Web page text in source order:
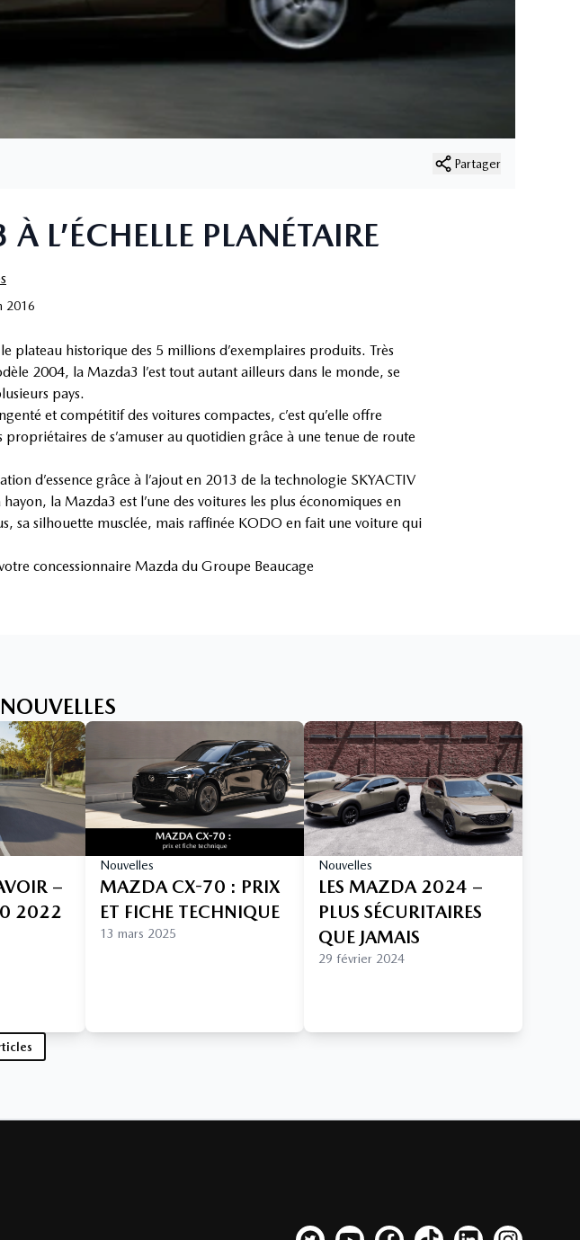
Partager
PLANÉTAIRE
2016
plateau historique des 5 millions d’exemplaires produits. Très
2004, la Mazda3 l’est tout autant ailleurs dans le monde, se
pays.
et compétitif des voitures compactes, c’est qu’elle offre
de s’amuser au quotidien grâce à une tenue de route
d’essence grâce à l’ajout en 2013 de la technologie SKYACTIV
la Mazda3 est l’une des voitures les plus économiques en
sa silhouette musclée, mais raffinée KODO en fait une voiture qui
concessionnaire Mazda du Groupe Beaucage
–
2022
Nouvelles
MAZDA CX-70 : PRIX
ET FICHE TECHNIQUE
13 mars 2025
Nouvelles
LES MAZDA 2024 –
PLUS SÉCURITAIRES
QUE JAMAIS
29 février 2024